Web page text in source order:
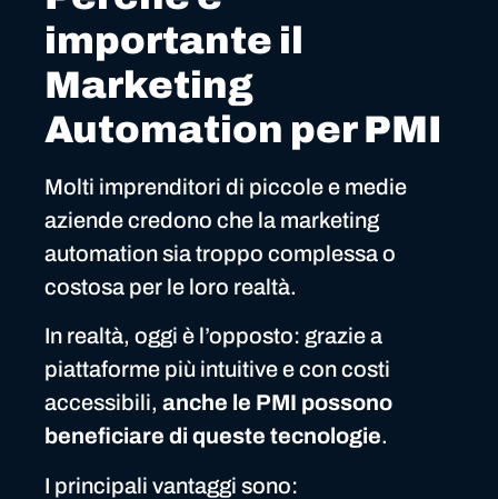
importante il
Marketing
Automation per PMI
Molti imprenditori di piccole e medie
aziende credono che la marketing
automation sia troppo complessa o
costosa per le loro realtà.
In realtà, oggi è l’opposto: grazie a
piattaforme più intuitive e con costi
accessibili, anche le PMI possono
beneficiare di queste tecnologie.
I principali vantaggi sono: